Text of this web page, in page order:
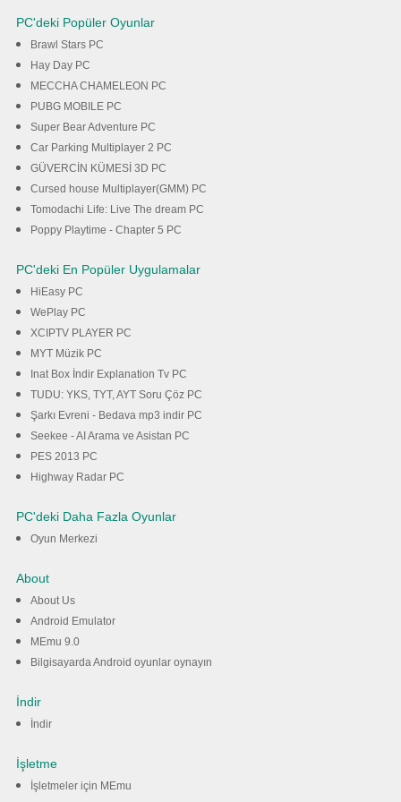
PC'deki Popüler Oyunlar
Brawl Stars PC
Hay Day PC
MECCHA CHAMELEON PC
PUBG MOBILE PC
Super Bear Adventure PC
Car Parking Multiplayer 2 PC
GÜVERCİN KÜMESİ 3D PC
Cursed house Multiplayer(GMM) PC
Tomodachi Life: Live The dream PC
Poppy Playtime - Chapter 5 PC
PC'deki En Popüler Uygulamalar
HiEasy PC
WePlay PC
XCIPTV PLAYER PC
MYT Müzik PC
Inat Box İndir Explanation Tv PC
TUDU: YKS, TYT, AYT Soru Çöz PC
Şarkı Evreni - Bedava mp3 indir PC
Seekee - AI Arama ve Asistan PC
PES 2013 PC
Highway Radar PC
PC'deki Daha Fazla Oyunlar
Oyun Merkezi
About
About Us
Android Emulator
MEmu 9.0
Bilgisayarda Android oyunlar oynayın
İndir
İndir
İşletme
İşletmeler için MEmu